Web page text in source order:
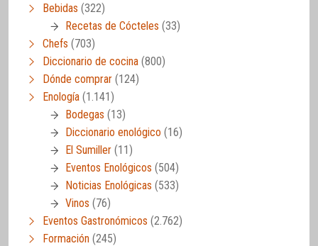
Bebidas (322)
Recetas de Cócteles (33)
Chefs (703)
Diccionario de cocina (800)
Dónde comprar (124)
Enología (1.141)
Bodegas (13)
Diccionario enológico (16)
El Sumiller (11)
Eventos Enológicos (504)
Noticias Enológicas (533)
Vinos (76)
Eventos Gastronómicos (2.762)
Formación (245)